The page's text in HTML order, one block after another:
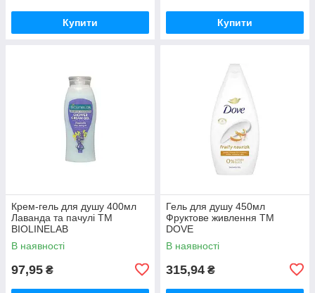
Купити Купити
Крем-гель для душу 400мл
Лаванда та пачулі ТМ
BIOLINELAB
В наявності
97,95 ₴
Гель для душу 450мл
Фруктове живлення ТМ
DOVE
В наявності
315,94 ₴